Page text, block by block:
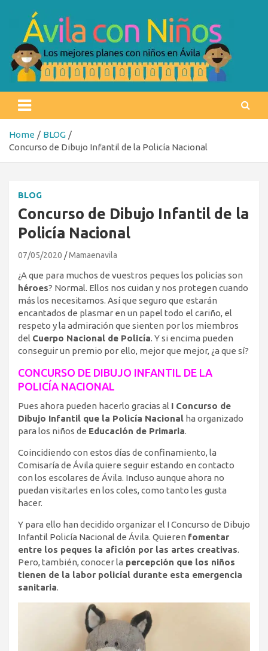
content
Ávila con niños
Home
BLOG
Concurso de Dibujo Infantil de la Policía Nacional
BLOG
Concurso de Dibujo Infantil de la
Policía Nacional
07/05/2020 Mamaenavila
¿A que para muchos de vuestros peques los policías son
héroes? Normal. Ellos nos cuidan y nos protegen cuando
más los necesitamos. Así que seguro que estarán
encantados de plasmar en un papel todo el cariño, el
respeto y la admiración que sienten por los miembros
del Cuerpo Nacional de Policía. Y si encima pueden
conseguir un premio por ello, mejor que mejor, ¿a que sí?
CONCURSO DE DIBUJO INFANTIL DE LA
POLICÍA NACIONAL
Pues ahora pueden hacerlo gracias al I Concurso de
Dibujo Infantil que la Policía Nacional ha organizado
para los niños de Educación de Primaria.
Coincidiendo con estos días de confinamiento, la
Comisaría de Ávila quiere seguir estando en contacto
con los escolares de Ávila. Incluso aunque ahora no
puedan visitarles en los coles, como tanto les gusta
hacer.
Y para ello han decidido organizar el I Concurso de Dibujo
Infantil Policía Nacional de Ávila. Quieren fomentar
entre los peques la afición por las artes creativas.
Pero, también, conocer la percepción que los niños
tienen de la labor policíal durante esta emergencia
sanitaria.